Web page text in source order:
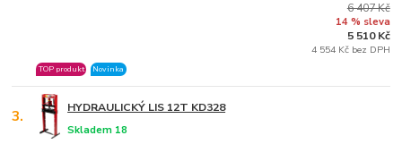
TOP produkt Novinka
6 407 Kč
14 % sleva
5 510 Kč
4 554 Kč bez DPH
3. HYDRAULICKÝ LIS 12T KD328
Skladem 18